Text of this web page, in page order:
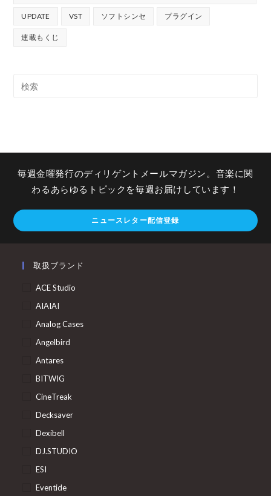
UPDATE VST ソフトシンセ プラグイン
連載もくじ
毎週金曜発行のディリゲントメールマガジン。音楽に関
わるあらゆるトピックを毎週お届けしています！
ニュースレター配信登録
取扱ブランド
ACE Studio
AIAIAI
Analog Cases
Angelbird
Antares
BITWIG
CineTreak
Decksaver
Dexibell
DJ.STUDIO
ESI
Eventide